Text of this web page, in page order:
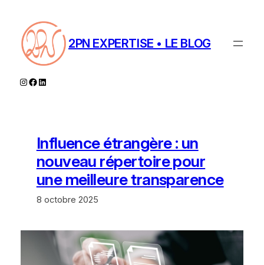
contenu
2PN EXPERTISE • LE BLOG
Instagram
Facebook
LinkedIn
Influence étrangère : un
nouveau répertoire pour
une meilleure transparence
8 octobre 2025